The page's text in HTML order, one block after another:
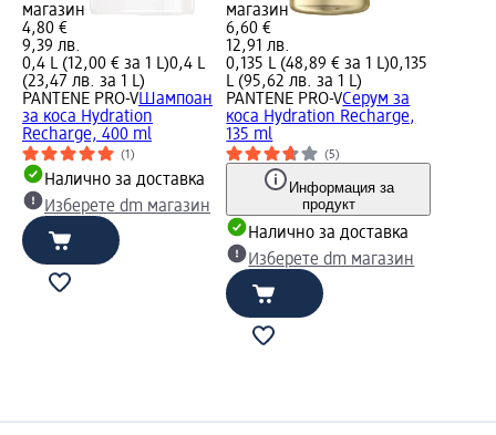
магазин
4,80 €
9,39 лв.
0,4 L (12,00 € за 1 L)0,4 L
(23,47 лв. за 1 L)
PANTENE PRO-VШампоан
за коса Hydration
Recharge, 400 ml
(1)
Налично за доставка
Изберете dm магазин
магазин
6,60 €
12,91 лв.
0,135 L (48,89 € за 1 L)0,135
L (95,62 лв. за 1 L)
PANTENE PRO-VСерум за
коса Hydration Recharge,
135 ml
(5)
Информация за
продукт
Налично за доставка
Изберете dm магазин